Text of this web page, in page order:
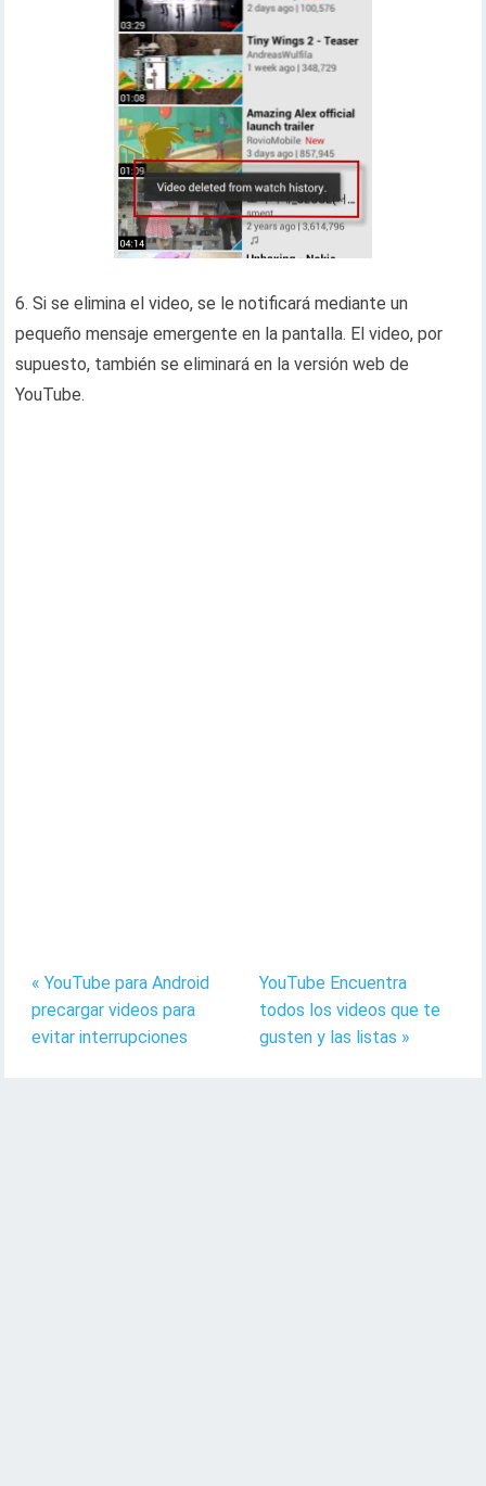
6. Si se elimina el video, se le notificará mediante un
pequeño mensaje emergente en la pantalla. El video, por
supuesto, también se eliminará en la versión web de
YouTube.
« YouTube para Android
precargar videos para
evitar interrupciones
YouTube Encuentra
todos los videos que te
gusten y las listas »